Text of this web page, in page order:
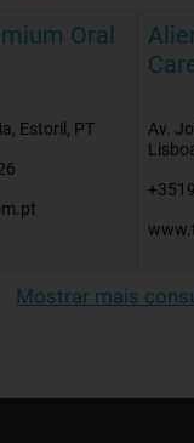
Oral
Estoril, PT
Av.
Mostrar mais